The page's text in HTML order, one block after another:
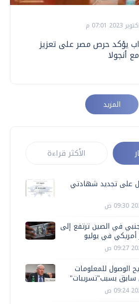
يؤكد حرص مصر على تعزيز
أنجولا
المزيد
الأكثر قراءة
على تجديد شهادتي
في الصين ترتفع إلى
الوصول للمعلومات
سابق بسبب"تسريبات"